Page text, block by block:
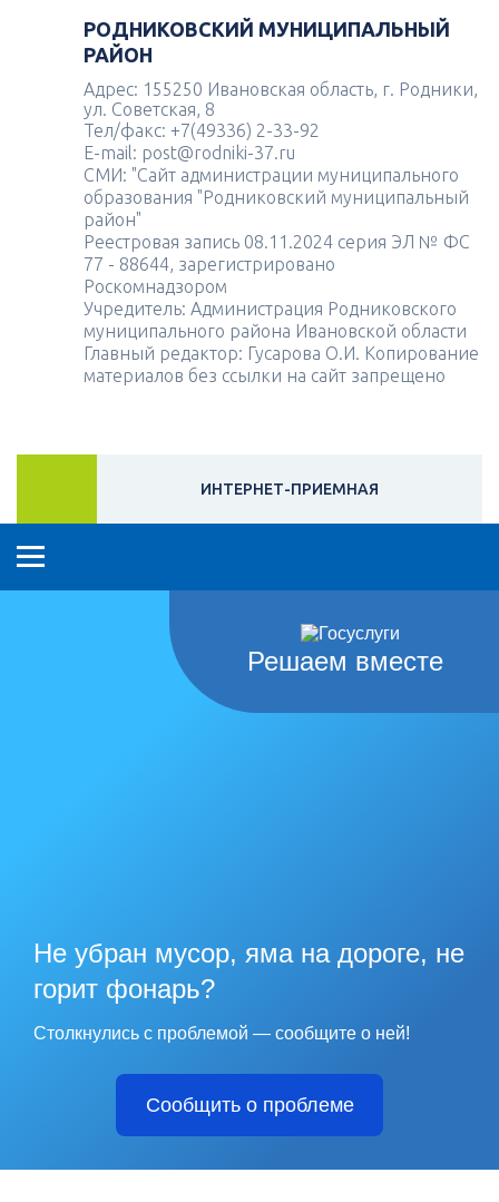
РОДНИКОВСКИЙ МУНИЦИПАЛЬНЫЙ
РАЙОН
Адрес: 155250 Ивановская область, г. Родники,
ул. Советская, 8
Тел/факс: +7(49336) 2-33-92
E-mail: post@rodniki-37.ru
СМИ: "Сайт администрации муниципального
образования "Родниковский муниципальный
район"
Реестровая запись 08.11.2024 серия ЭЛ № ФС
77 - 88644, зарегистрировано
Роскомнадзором
Учредитель: Администрация Родниковского
муниципального района Ивановской области
Главный редактор: Гусарова О.И. Копирование
материалов без ссылки на сайт запрещено
ИНТЕРНЕТ-ПРИЕМНАЯ
Решаем вместе
Не убран мусор, яма на дороге, не
горит фонарь?
Столкнулись с проблемой — сообщите о ней!
Сообщить о проблеме